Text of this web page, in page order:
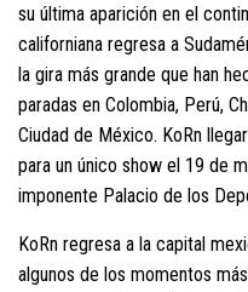
su última aparición en el
californiana regresa a
la gira más grande que han
paradas en Colombia, Perú,
Ciudad de México. KoRn
para un único show el 19 de
imponente Palacio de los
KoRn regresa a la capital
algunos de los momentos